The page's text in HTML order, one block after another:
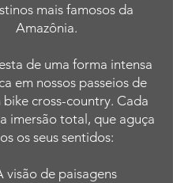
mais famosos da
Amazônia.
de uma forma intensa
em nossos passeios de
cross-country. Cada
imersão total, que aguça
os seus sentidos:
visão de paisagens